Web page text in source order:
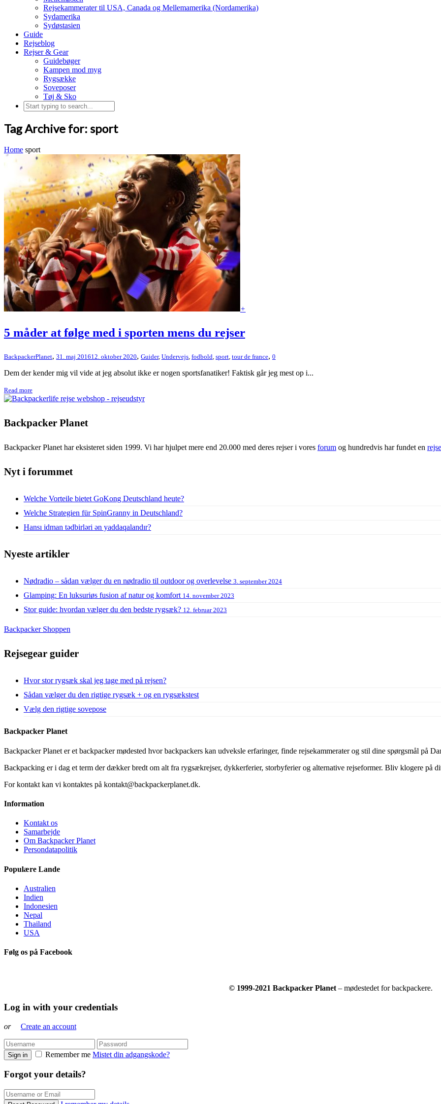
Rejsekammerater til USA, Canada og Mellemamerika (Nordamerika)
Sydamerika
Sydøstasien
Guide
Rejseblog
Rejser & Gear
Guidebøger
Kampen mod myg
Rygsække
Soveposer
Tøj & Sko
Tag Archive for: sport
Home sport
+
5 måder at følge med i sporten mens du rejser
BackpackerPlanet, 31. maj 201612. oktober 2020, Guider, Undervejs fodbold sport tour de france, 0
Dem der kender mig vil vide at jeg absolut ikke er nogen sportsfanatiker! Faktisk går jeg mest op i...
Read more
Backpacker Planet
Backpacker Planet har eksisteret siden 1999. Vi har hjulpet mere end 20.000 med deres rejser i vores forum og hundredvis har fundet en
Nyt i forummet
Welche Vorteile bietet GoKong Deutschland heute?
Welche Strategien für SpinGranny in Deutschland?
Hansı idman tədbirləri ən yaddaqalandır?
Nyeste artikler
Nødradio – sådan vælger du en nødradio til outdoor og overlevelse 3. september 2024
Glamping: En luksuriøs fusion af natur og komfort 14. november 2023
Stor guide: hvordan vælger du den bedste rygsæk? 12. februar 2023
Backpacker Shoppen
Rejsegear guider
Hvor stor rygsæk skal jeg tage med på rejsen?
Sådan vælger du den rigtige rygsæk + og en rygsækstest
Vælg den rigtige sovepose
Backpacker Planet
Backpacker Planet er et backpacker mødested hvor backpackers kan udveksle erfaringer, finde rejsekammerater og stil dine spørgsmål på
Backpacking er i dag et term der dækker bredt om alt fra rygsækrejser, dykkerferier, storbyferier og alternative rejseformer. Bliv klogere på
For kontakt kan vi kontaktes på kontakt@backpackerplanet.dk.
Information
Kontakt os
Samarbejde
Om Backpacker Planet
Persondatapolitik
Populære Lande
Australien
Indien
Indonesien
Nepal
Thailand
USA
Følg os på Facebook
© 1999-2021 Backpacker Planet – mødestedet for backpackere.
Log in with your credentials
or Create an account
Sign in Remember me Mistet din adgangskode?
Forgot your details?